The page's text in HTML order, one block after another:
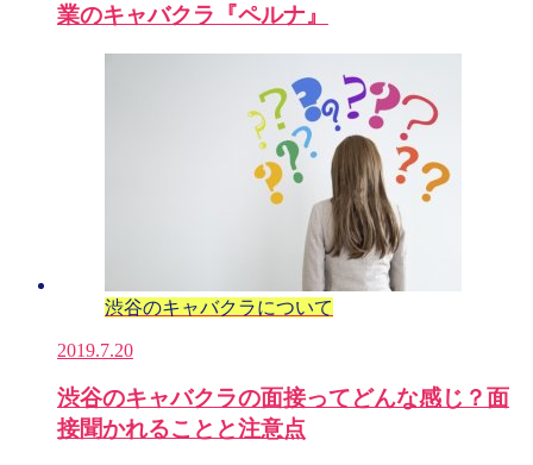
業のキャバクラ『ペルナ』
渋谷のキャバクラについて
2019.7.20
渋谷のキャバクラの面接ってどんな感じ？面
接聞かれることと注意点